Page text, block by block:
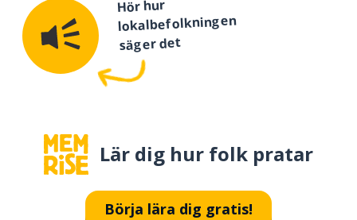
Hör hur
lokalbefolkningen
säger det
Lär dig hur folk pratar
Börja lära dig gratis!